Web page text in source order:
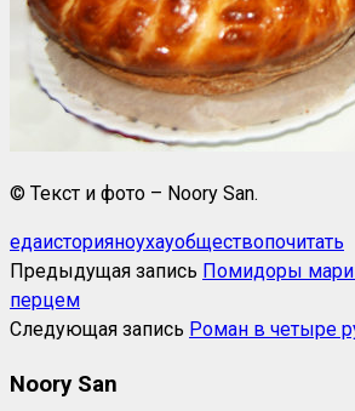
© Текст и фото – Noory San.
едаисторияноухауобществопочитать
Предыдущая запись Помидоры
перцем
Следующая запись Роман в четыре
Noory San